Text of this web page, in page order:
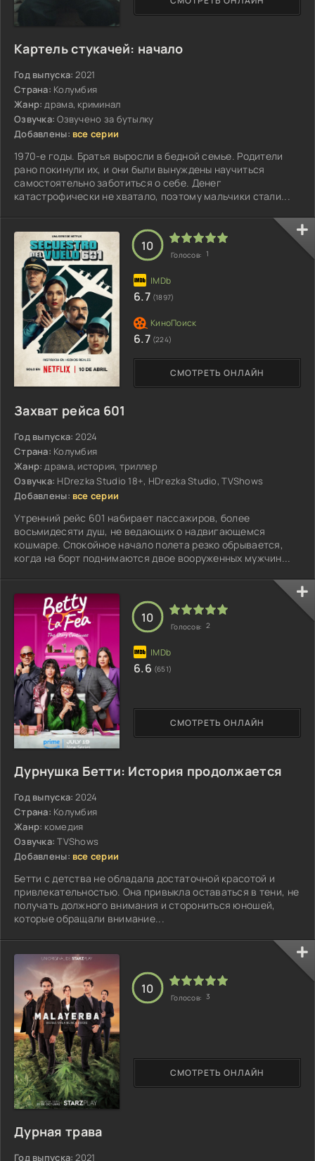
Картель стукачей: начало
Год выпуска: 2021
Страна: Колумбия
Жанр: драма, криминал
Озвучка: Озвучено за бутылку
Добавлены: все серии
1970-е годы. Братья выросли в бедной семье. Родители
рано покинули их, и они были вынуждены научиться
самостоятельно заботиться о себе. Денег
катастрофически не хватало, поэтому мальчики стали...
Захват рейса 601
Год выпуска: 2024
Страна: Колумбия
Жанр: драма, история, триллер
Озвучка: HDrezka Studio 18+, HDrezka Studio, TVShows
Добавлены: все серии
Утренний рейс 601 набирает пассажиров, более
восьмидесяти душ, не ведающих о надвигающемся
кошмаре. Спокойное начало полета резко обрывается,
когда на борт поднимаются двое вооруженных мужчин...
СМОТРЕТЬ ОНЛАЙН
10
Голосов: 1
6.7 (1897)
6.7 (224)
Дурнушка Бетти: История продолжается
Год выпуска: 2024
Страна: Колумбия
Жанр: комедия
Озвучка: TVShows
Добавлены: все серии
Бетти с детства не обладала достаточной красотой и
привлекательностью. Она привыкла оставаться в тени, не
получать должного внимания и сторониться юношей,
которые обращали внимание...
СМОТРЕТЬ ОНЛАЙН
10
Голосов: 2
6.6 (651)
Дурная трава
Год выпуска: 2021
СМОТРЕТЬ ОНЛАЙН
10
Голосов: 3